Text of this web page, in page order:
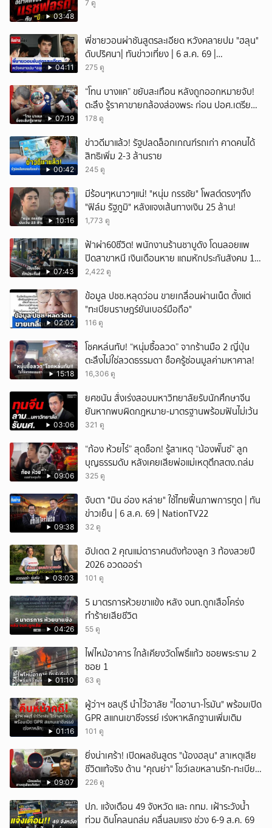
03:48
7 ดู
04:11
พี่ชายวอนผ่าชันสูตรละเอียด หวังคลายปม "ฮลุน"
ดับปริศนา| ทันข่าวเที่ยง | 6 ส.ค. 69 |
NationTV22
275 ดู
07:19
“โทน บางแค” ขยับสะเทือน หลังถูกออกหมายจับ!
ตะลึง รู้ราคาขายกล้องส่องพระ ก่อน ปอศ.เตรียม
บุกรวบ?
178 ดู
00:42
ข่าวดีมาแล้ว! รัฐปลดล็อกเกณฑ์รถเก่า คาดคนได้
สิทธิเพิ่ม 2-3 ล้านราย
245 ดู
10:16
มีร้อนๆหนาวๆแน่! "หนุ่ม กรรชัย" โพสต์ตรงๆถึง
"ฟิล์ม รัฐภูมิ" หลังแจงเส้นทางเงิน 25 ล้าน!
1,773 ดู
07:43
ฟ้าผ่า60ชีวิต! พนักงานร้านชาบูดัง โดนลอยแพ
ปิดสาขาหนี เงินเดือนหาย แถมหักประกันสังคม 11
เดือนแต่ไม่ส่ง?
2,422 ดู
02:02
ข้อมูล ปชช.หลุดว่อน ขายเกลื่อนผ่านเน็ต ตั้งแต่
"ทะเบียนราษฎร์ยันเบอร์มือถือ"
116 ดู
15:18
โชคหล่นทับ! “หนุ่มซื้อลวด” จากร้านมือ 2 ญี่ปุ่น
ตะลึงไม่ใช่ลวดธรรมดา ช็อครู้ซ่อนมูลค่ามหาศาล!
16,306 ดู
03:06
ยศชนัน สั่งเร่งสอบมหาวิทยาลัยรับนักศึกษาจีน
ยันหากพบผิดกฎหมาย-มาตรฐานพร้อมฟันไม่เว้น
321 ดู
09:06
“ก้อง ห้วยไร่” สุดช็อก! รู้สาเหตุ “น้องพั๊นซ์“ ลูก
บุญธรรมดับ หลังเคยเสียพ่อแม่เหตุตึกสตง.ถล่ม
325 ดู
09:38
จับตา "มิน อ่อง หล่าย" ใช้ไทยฟื้นภาพการทูต | ทัน
ข่าวเย็น | 6 ส.ค. 69 | NationTV22
32 ดู
03:03
อัปเดต 2 คุณแม่ดาราคนดังท้องลูก 3 ท้องสวยปี
2026 อวดออร่า
101 ดู
04:26
5 มาตรการห้วยขาแข้ง หลัง จนท.ถูกเสือโคร่ง
ทำร้ายเสียชีวิต
55 ดู
01:10
ไฟไหม้อาคาร ใกล้เคียงวัดโพธิ์แก้ว ซอยพระราม 2
ซอย 1
63 ดู
01:16
ผู้ว่าฯ ชลบุรี นำไว้อาลัย "ไดอานา-โรมัน" พร้อมเปิด
GPR สแกนเขาชีจรรย์ เร่งหาหลักฐานเพิ่มเติม
101 ดู
09:07
ยิ่งน่าเศร้า! เปิดผลชันสูตร "น้องฮลุน" สาเหตุเสีย
ชีวิตแท้จริง ด้าน "คุณย่า" โชว์เลขหลานรัก-ทะเบียน
รถเคลื่อนร่าง!
226 ดู
ปภ. แจ้งเตือน 49 จังหวัด และ กทม. เฝ้าระวังน้ำ
ท่วม ดินโคลนถล่ม คลื่นลมแรง ช่วง 6-9 ส.ค. 69